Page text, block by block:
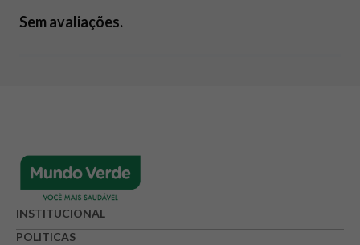
Avalie o produto de 1 até 5 estrelas
★★★☆☆
Seu nome
Sem avaliações.
INSTITUCIONAL
POLITICAS